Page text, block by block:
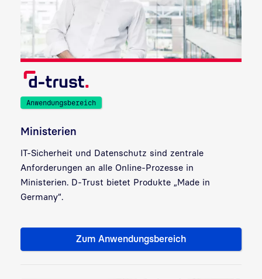
Anwendungsbereich
Ministerien
IT-Sicherheit und Datenschutz sind zentrale
Anforderungen an alle Online-Prozesse in
Ministerien. D-Trust bietet Produkte „Made in
Germany“.
Zum Anwendungsbereich
Zielgruppe: Ministerien